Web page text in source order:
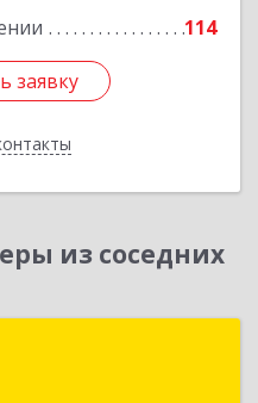
114
заявку
заявку
из соседних